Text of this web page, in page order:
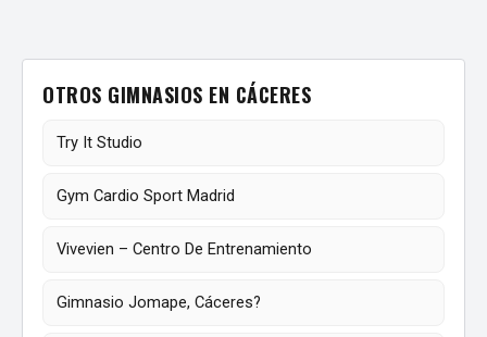
OTROS GIMNASIOS EN CÁCERES
Try It Studio
Gym Cardio Sport Madrid
Vivevien – Centro De Entrenamiento
Gimnasio Jomape, Cáceres?